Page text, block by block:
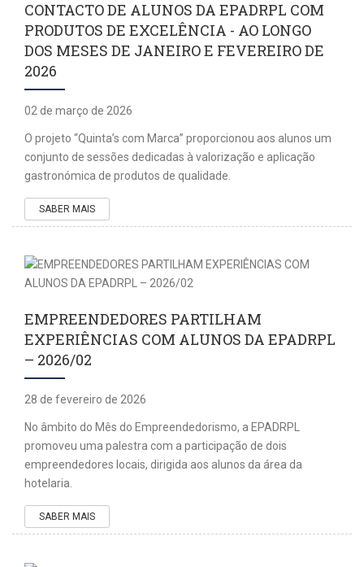
CONTACTO DE ALUNOS DA EPADRPL COM
PRODUTOS DE EXCELÊNCIA - AO LONGO
DOS MESES DE JANEIRO E FEVEREIRO DE
2026
02 de março de 2026
O projeto “Quinta’s com Marca” proporcionou aos alunos um
conjunto de sessões dedicadas à valorização e aplicação
gastronómica de produtos de qualidade.
SABER MAIS
EMPREENDEDORES PARTILHAM
EXPERIÊNCIAS COM ALUNOS DA EPADRPL
– 2026/02
28 de fevereiro de 2026
No âmbito do Mês do Empreendedorismo, a EPADRPL
promoveu uma palestra com a participação de dois
empreendedores locais, dirigida aos alunos da área da
hotelaria.
SABER MAIS